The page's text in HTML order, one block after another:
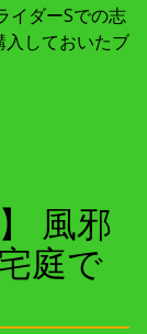
イダーSでの志
入しておいたブ
風邪
庭で